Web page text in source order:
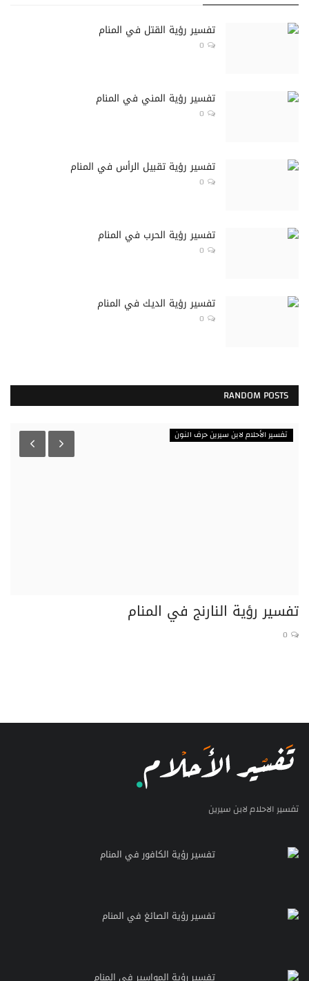
تفسير رؤية القتل في المنام
0
تفسير رؤية المني في المنام
0
تفسير رؤية تقبيل الرأس في المنام
0
تفسير رؤية الحرب في المنام
0
تفسير رؤية الديك في المنام
0
RANDOM POSTS
تفسير الأحلام لابن سيرين حرف النون
تفسير رؤية النارنج في المنام
0
تفسير الاحلام لابن سيرين
تفسير رؤية الكافور في المنام
تفسير رؤية الصائغ في المنام
تفسير رؤية المواسير في المنام